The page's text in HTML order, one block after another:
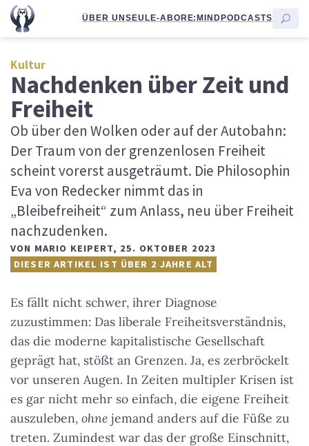
ÜBER UNSEULE-ABORE:MINDPODCASTS
Kultur
Nachdenken über Zeit und
Freiheit
Ob über den Wolken oder auf der Autobahn:
Der Traum von der grenzenlosen Freiheit
scheint vorerst ausgeträumt. Die Philosophin
Eva von Redecker nimmt das in
„Bleibefreiheit“ zum Anlass, neu über Freiheit
nachzudenken.
VON MARIO KEIPERT, 25. OKTOBER 2023
DIESER ARTIKEL IST ÜBER 2 JAHRE ALT
Es fällt nicht schwer, ihrer Diagnose
zuzustimmen: Das liberale Freiheitsverständnis,
das die moderne kapitalistische Gesellschaft
geprägt hat, stößt an Grenzen. Ja, es zerbröckelt
vor unseren Augen. In Zeiten multipler Krisen ist
es gar nicht mehr so einfach, die eigene Freiheit
auszuleben, ohne jemand anders auf die Füße zu
treten. Zumindest war das der große Einschnitt,